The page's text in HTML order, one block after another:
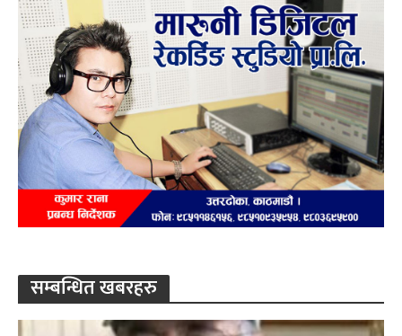
सम्बन्धित खबरहरु